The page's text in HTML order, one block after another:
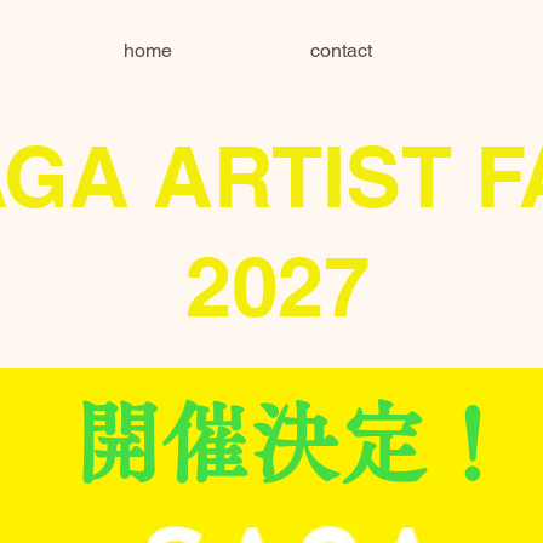
home contact
ARTIST
2027
​開催決定！